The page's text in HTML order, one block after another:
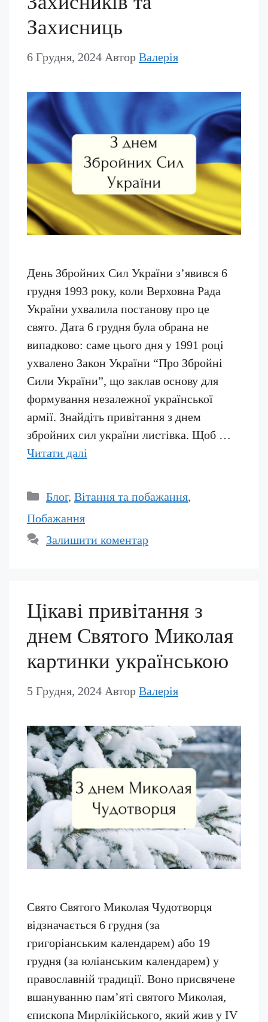
Захисниць
6 Грудня, 2024 Автор Валерія
День Збройних Сил України з’явився 6
грудня 1993 року, коли Верховна Рада
України ухвалила постанову про це
свято. Дата 6 грудня була обрана не
випадково: саме цього дня у 1991 році
ухвалено Закон України “Про Збройні
Сили України”, що заклав основу для
формування незалежної української
армії. Знайдіть привітання з днем
збройних сил україни листівка. Щоб …
Читати далі
Категорії
Блог, Вітання та побажання,
Побажання
Залишити коментар
Цікаві привітання з
днем Святого Миколая
картинки українською
5 Грудня, 2024 Автор Валерія
Свято Святого Миколая Чудотворця
відзначається 6 грудня (за
григоріанським календарем) або 19
грудня (за юліанським календарем) у
православній традиції. Воно присвячене
вшануванню пам’яті святого Миколая,
єпископа Мирлікійського, який жив у IV